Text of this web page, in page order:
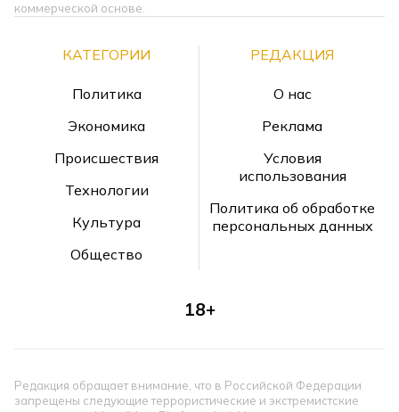
коммерческой основе.
КАТЕГОРИИ
Политика
Экономика
Происшествия
Технологии
Культура
Общество
РЕДАКЦИЯ
О нас
Реклама
Условия
использования
Политика об обработке
персональных данных
18+
Редакция обращает внимание, что в Российской Федерации
запрещены следующие террористические и экстремистские